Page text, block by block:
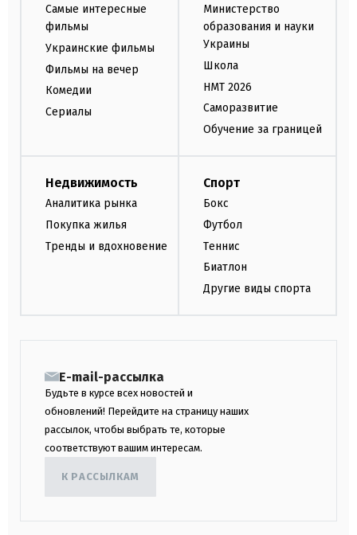
Самые интересные
фильмы
Украинские фильмы
Фильмы на вечер
Комедии
Сериалы
Министерство
образования и науки
Украины
Школа
НМТ 2026
Саморазвитие
Обучение за границей
Недвижимость
Аналитика рынка
Покупка жилья
Тренды и вдохновение
Спорт
Бокс
Футбол
Теннис
Биатлон
Другие виды спорта
E-mail-рассылка
Будьте в курсе всех новостей и
обновлений! Перейдите на страницу наших
рассылок, чтобы выбрать те, которые
соответствуют вашим интересам.
К РАССЫЛКАМ